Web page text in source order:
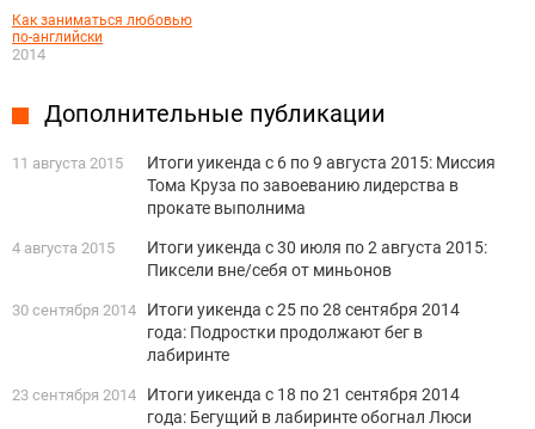
Как заниматься любовью
по-английски
2014
Дополнительные публикации
11 августа 2015
Итоги уикенда с 6 по 9 августа 2015: Миссия
Тома Круза по завоеванию лидерства в
прокате выполнима
4 августа 2015
Итоги уикенда с 30 июля по 2 августа 2015:
Пиксели вне/себя от миньонов
30 сентября 2014
Итоги уикенда c 25 по 28 сентября 2014
года: Подростки продолжают бег в
лабиринте
23 сентября 2014
Итоги уикенда c 18 по 21 сентября 2014
года: Бегущий в лабиринте обогнал Люси